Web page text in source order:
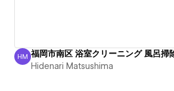
Hidenari Matsushima
HM
Hidenari Matsushima